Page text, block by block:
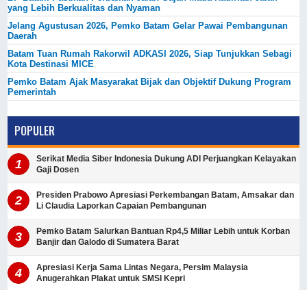
yang Lebih Berkualitas dan Nyaman
Jelang Agustusan 2026, Pemko Batam Gelar Pawai Pembangunan
Daerah
Batam Tuan Rumah Rakorwil ADKASI 2026, Siap Tunjukkan Sebagi
Kota Destinasi MICE
Pemko Batam Ajak Masyarakat Bijak dan Objektif Dukung Program
Pemerintah
POPULER
Serikat Media Siber Indonesia Dukung ADI Perjuangkan Kelayakan
Gaji Dosen
Presiden Prabowo Apresiasi Perkembangan Batam, Amsakar dan
Li Claudia Laporkan Capaian Pembangunan
Pemko Batam Salurkan Bantuan Rp4,5 Miliar Lebih untuk Korban
Banjir dan Galodo di Sumatera Barat
Apresiasi Kerja Sama Lintas Negara, Persim Malaysia
Anugerahkan Plakat untuk SMSI Kepri